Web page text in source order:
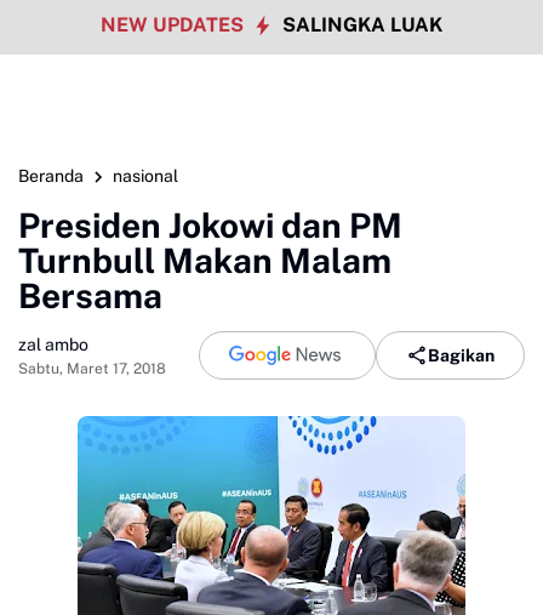
NEW UPDATES SALINGKA LUAK
Beranda nasional
Presiden Jokowi dan PM
Turnbull Makan Malam
Bersama
zal ambo
Sabtu, Maret 17, 2018
Bagikan